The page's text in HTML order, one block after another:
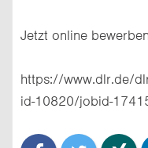
Jetzt online
https://www.dlr.de/
id-10820/jobid-